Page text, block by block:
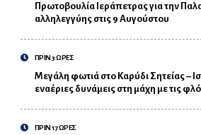
Πρωτοβουλία Ιεράπετρας για την
αλληλεγγύης στις 9 Αυγούστου
ΠΡΙΝ 3 ΩΡΕΣ
Μεγάλη φωτιά στο Καρύδι Σητείας –
εναέριες δυνάμεις στη μάχη με τις
ΠΡΙΝ 17 ΩΡΕΣ